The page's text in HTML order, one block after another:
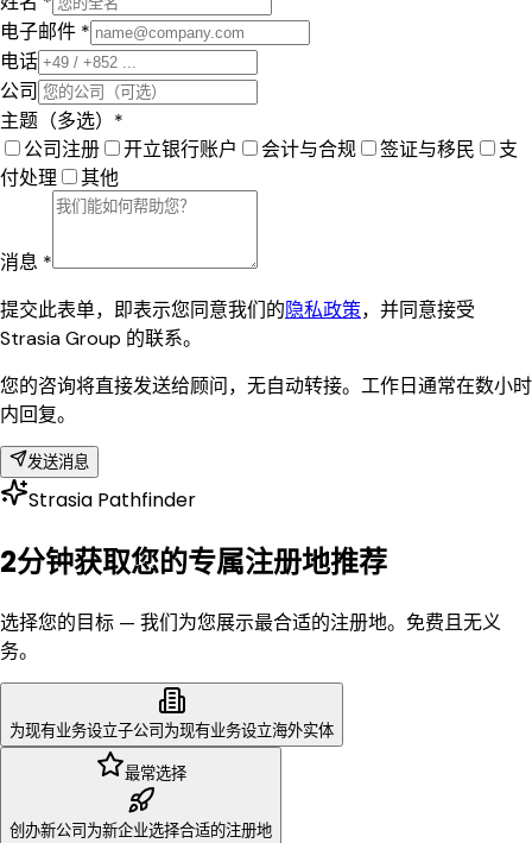
电子邮件 *
电话
公司
主题（多选）*
公司注册
开立银行账户 会计与合规 签证与移民
支
付处理
其他
消息 *
提交此表单，即表示您同意我们的隐私政策，并同意接受
Strasia Group 的联系。
您的咨询将直接发送给顾问，无自动转接。工作日通常在数小时
内回复。
发送消息
Strasia Pathfinder
2分钟获取您的专属注册地推荐
选择您的目标 — 我们为您展示最合适的注册地。免费且无义
务。
为现有业务设立子公司为现有业务设立海外实体
最常选择
创办新公司为新企业选择合适的注册地